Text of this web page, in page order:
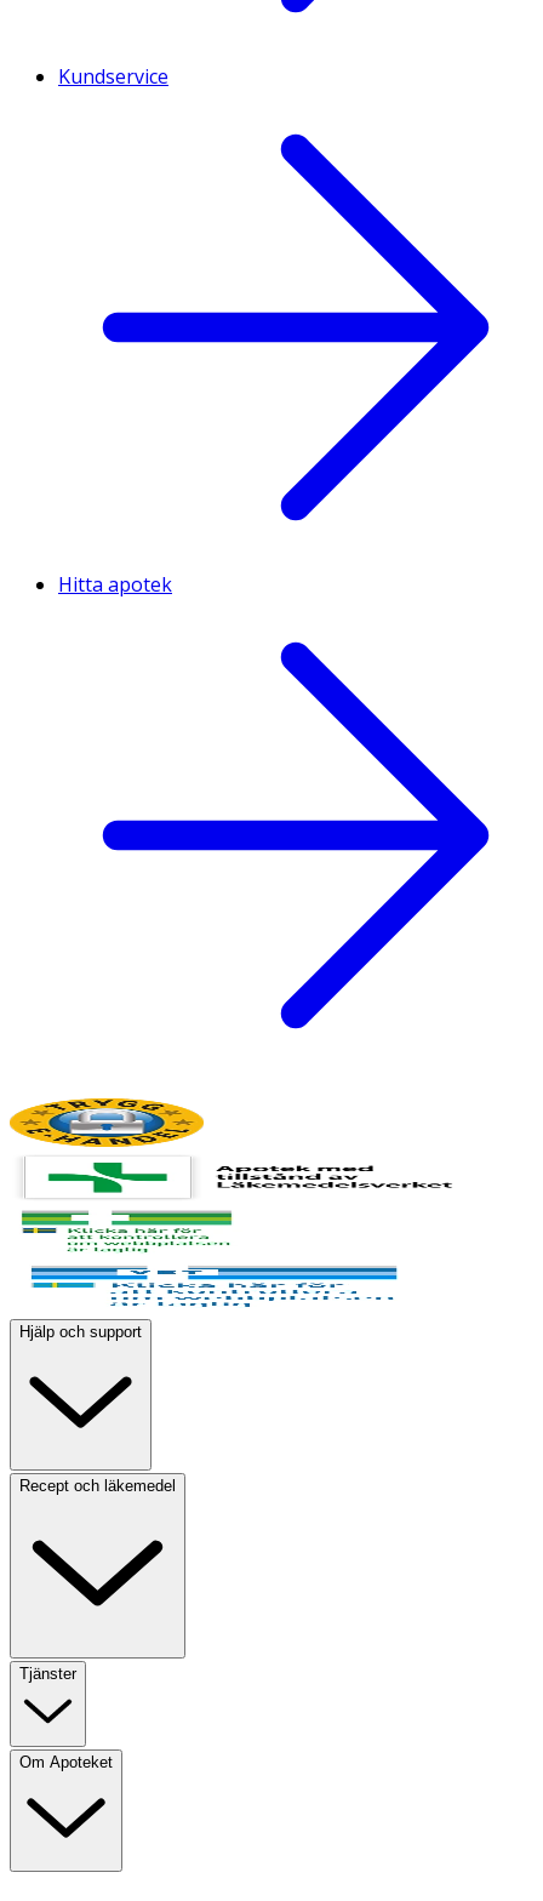
Kundservice
Hitta apotek
Hjälp och support
Recept och läkemedel
Tjänster
Om Apoteket